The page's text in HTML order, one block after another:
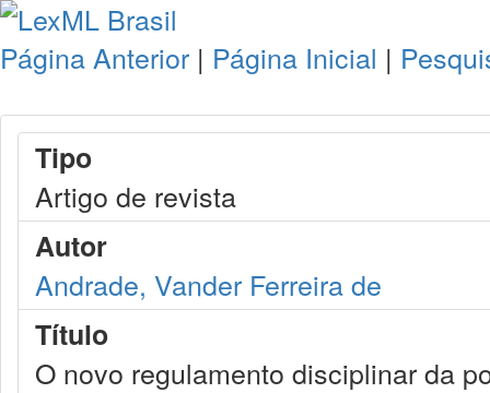
Página Anterior | Página Inicial |
Tipo
Artigo de revista
Autor
Andrade, Vander Ferreira de
Título
O novo regulamento disciplinar da